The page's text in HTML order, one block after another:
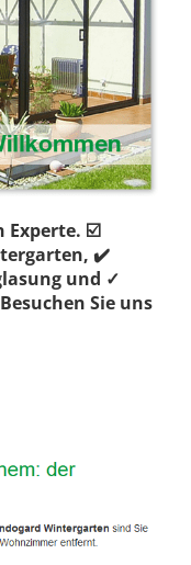
Experte. ☑️
✔️
und ✓
Sie uns